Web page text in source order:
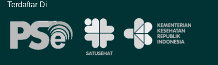
Terdaftar Di